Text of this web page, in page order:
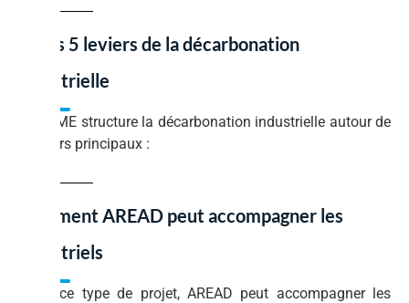
7. Les 5 leviers de la décarbonation
industrielle
L’ADEME structure la décarbonation industrielle autour de
5 leviers principaux :
Comment AREAD peut accompagner les
industriels
Dans ce type de projet, AREAD peut accompagner les